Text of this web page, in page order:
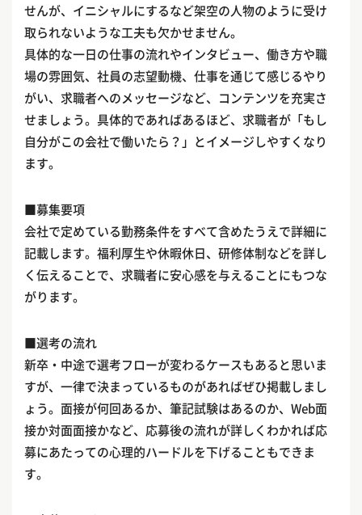
せんが、イニシャルにするなど架空の人物のように受け
取られないような工夫も欠かせません。
具体的な一日の仕事の流れやインタビュー、働き方や職
場の雰囲気、社員の志望動機、仕事を通じて感じるやり
がい、求職者へのメッセージなど、コンテンツを充実さ
せましょう。具体的であればあるほど、求職者が「もし
自分がこの会社で働いたら？」とイメージしやすくなり
ます。
■募集要項
会社で定めている勤務条件をすべて含めたうえで詳細に
記載します。福利厚生や休暇休日、研修体制などを詳し
く伝えることで、求職者に安心感を与えることにもつな
がります。
■選考の流れ
新卒・中途で選考フローが変わるケースもあると思いま
すが、一律で決まっているものがあればぜひ掲載しまし
ょう。面接が何回あるか、筆記試験はあるのか、Web面
接か対面面接かなど、応募後の流れが詳しくわかれば応
募にあたっての心理的ハードルを下げることもできま
す。